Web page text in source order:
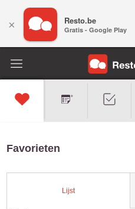
Favorieten
Lijst
× Resto.be
Gratis - Google Play